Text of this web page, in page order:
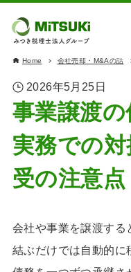
Home 会社売却・M&Aの話
2026年5月25日
事業譲渡
実務での対
受の注意点
会社や事業を譲渡する
結ぶだけでは自動的に